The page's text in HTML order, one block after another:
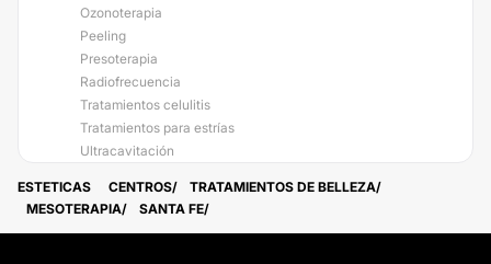
Ozonoterapia
Peeling
Presoterapia
Radiofrecuencia
Tratamientos celulitis
Tratamientos para estrías
Ultracavitación
ESTETICAS CENTROS
TRATAMIENTOS DE BELLEZA
MESOTERAPIA
SANTA FE